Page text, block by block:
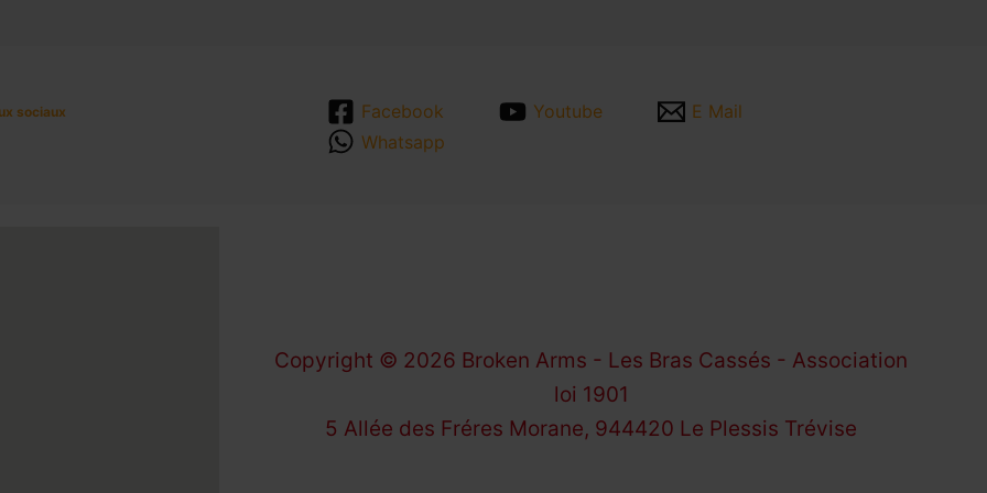
sociaux Facebook Youtube
E Mail
Whatsapp
Copyright © 2026 Broken Arms - Les Bras Cassés - Association
loi 1901
5 Allée des Fréres Morane, 944420 Le Plessis Trévise